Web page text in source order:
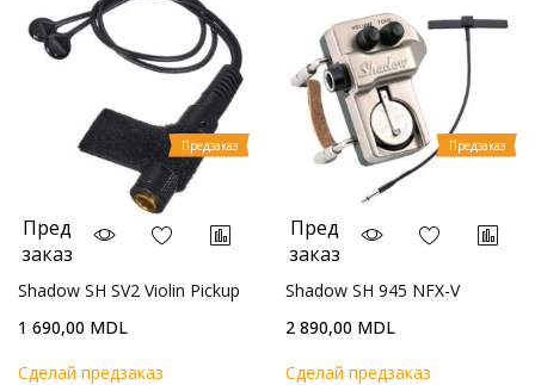
Предзаказ
Пред
заказ
Shadow SH SV2 Violin Pickup
1 690,00 MDL
Cделай предзаказ
Предзаказ
Пред
заказ
Shadow SH 945 NFX-V
2 890,00 MDL
Cделай предзаказ